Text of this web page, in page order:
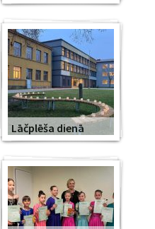
Lāčplēša dienā